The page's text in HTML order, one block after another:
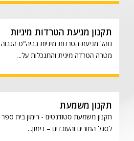
תקנון מניעת הטרדות מיניות
מטרה הטרדה מינית והתנכלות על...
תקנון משמעת
תקנון משמעת סטודנטים - רימון בית
לסגל המורים והעובדים – רימון...